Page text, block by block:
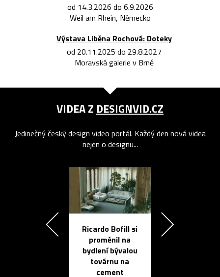
od 14.3.2026 do 6.9.2026
Weil am Rhein, Německo
Výstava Liběna Rochová: Doteky
od 20.11.2025 do 29.8.2027
Moravská galerie v Brně
VIDEA Z DESIGNVID.CZ
Jedinečný český design video portál. Každý den nová videa
nejen o designu...
Ricardo Bofill si
proměnil na
bydlení bývalou
továrnu na
cement